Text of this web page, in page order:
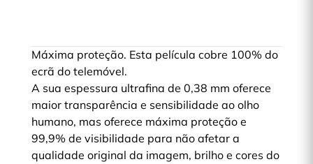
Máxima proteção. Esta película cobre 100% do
ecrã do telemóvel.
A sua espessura ultrafina de 0,38 mm oferece
maior transparência e sensibilidade ao olho
humano, mas oferece máxima proteção e
99,9% de visibilidade para não afetar a
qualidade original da imagem, brilho e cores do